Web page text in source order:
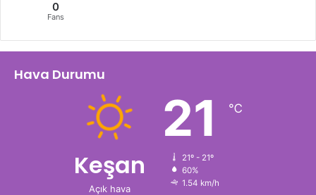
0
Fans
Hava Durumu
Keşan
Açık hava
21 ℃
21º - 21º
60%
1.54 km/h